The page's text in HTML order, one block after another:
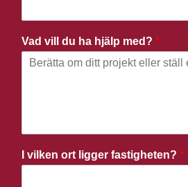
Vad vill du ha hjälp med? *
I vilken ort ligger fastigheten? *